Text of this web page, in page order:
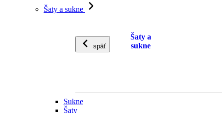
Šaty a sukne
späť
Šaty a
sukne
Sukne
Šaty